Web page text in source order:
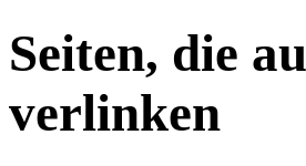
Seiten, die
verlinken